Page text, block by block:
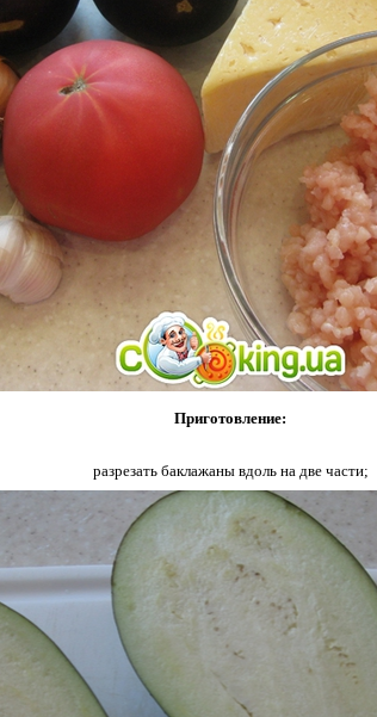
Приготовление:
разрезать баклажаны вдоль на две части;